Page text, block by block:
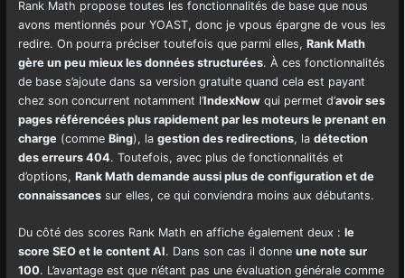
Rank Math propose toutes les fonctionnalités de base que nous
avons mentionnés pour YOAST, donc je vpous épargne de vous les
redire. On pourra préciser toutefois que parmi elles, Rank Math
gère un peu mieux les données structurées. À ces fonctionnalités
de base s’ajoute dans sa version gratuite quand cela est payant
chez son concurrent notamment l’IndexNowqui permet d’avoir ses
pages référencées plus rapidement par les moteurs le prenant en
charge (comme Bing), la gestion des redirections, la détection
des erreurs 404. Toutefois, avec plus de fonctionnalités et
d’options, Rank Math demande aussi plus de configuration et de
connaissancessur elles, ce qui conviendra moins aux débutants.
Du côté des scores Rank Math en affiche également deux : le
score SEO et le content AI. Dans son cas il donne une note sur
100. L’avantage est que n’étant pas une évaluation générale comme